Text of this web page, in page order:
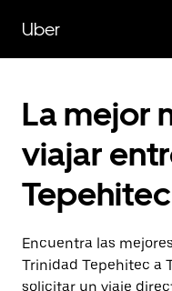
contenido
principal
Uber
La mejor
viajar
Encuentra las
Trinidad Tepehitec a
solicitar un viaje